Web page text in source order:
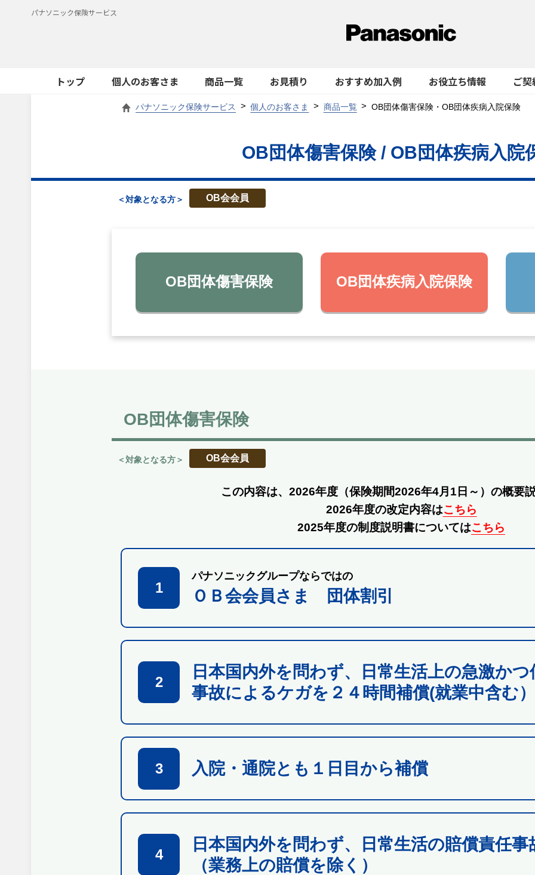
パナソニック保険サービス
トップ 個人のお客さま 商品一覧 お見積り おすすめ加入例 お役立ち情報 ご
パナソニック保険サービス 個人のお客さま 商品一覧 OB団体傷害保険・OB団体疾病入院保険
OB団体傷害保険 / OB団体疾病入院
＜対象となる方＞ OB会会員
OB団体傷害保険 OB団体疾病入院保険
OB団体傷害保険
＜対象となる方＞ OB会会員
この内容は、2026年度 （保険期間2026年4月1日～）の概要説
2026年度の改定内容はこちら
2025年度の制度説明書についてはこちら
1
パナソニックグループならではの
ＯＢ会会員さま 団体割引
2
日本国内外を問わず、日常生活上の急激か
事故によるケガを２４時間補償(就業中含む）
3 入院・通院とも１日目から補償
4
日本国内外を問わず、日常生活の賠償責任事
（業務上の賠償を除く）